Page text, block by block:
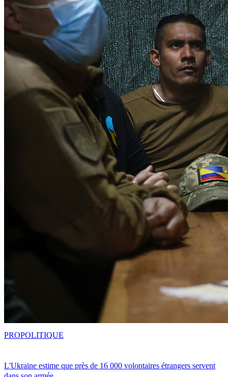
L'Ukraine estime que près de 16 000 volontaires étrangers servent
PROPOLITIQUE